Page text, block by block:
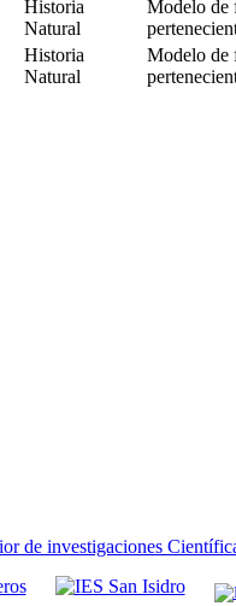
Historia
Natural
Modelo de
Historia
Natural
Modelo de